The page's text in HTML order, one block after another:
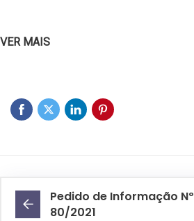
VER MAIS
Pedido de Informação Nº
80/2021